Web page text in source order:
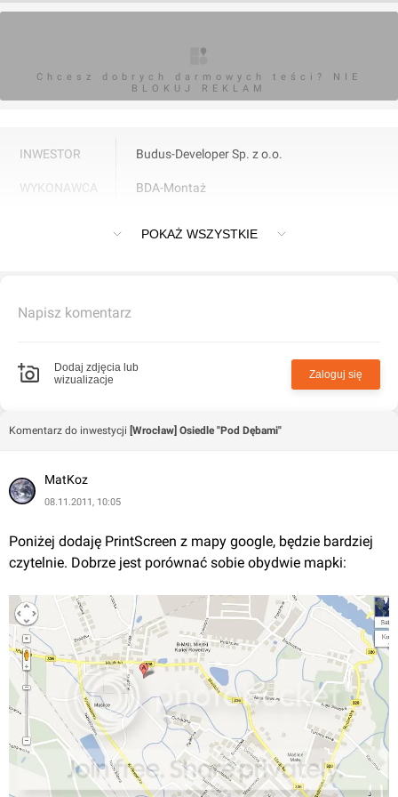
Chcesz dobrych darmowych teści? NIE
BLOKUJ REKLAM
INWESTOR Budus-Developer Sp. z o.o.
WYKONAWCA BDA-Montaż
Osiedle "Pod Dębami" we Wrocławiu
POKAŻ WSZYSTKIE
Napisz komentarz
Dodaj zdjęcia lub
wizualizacje
Zaloguj się
Komentarz do inwestycji [Wrocław] Osiedle "Pod Dębami"
MatKoz
08.11.2011, 10:05
Poniżej dodaję PrintScreen z mapy google, będzie bardziej
czytelnie. Dobrze jest porównać sobie obydwie mapki: